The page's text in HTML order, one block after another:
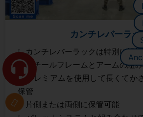
カンチレバーラッ
カンチレバーラックは特別に設
スチールフレームとアームの組
プレミアムを使用して長くてか
保管
片側または両側に保管可能